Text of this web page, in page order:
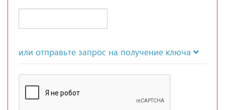
или отправьте запрос на получение ключа